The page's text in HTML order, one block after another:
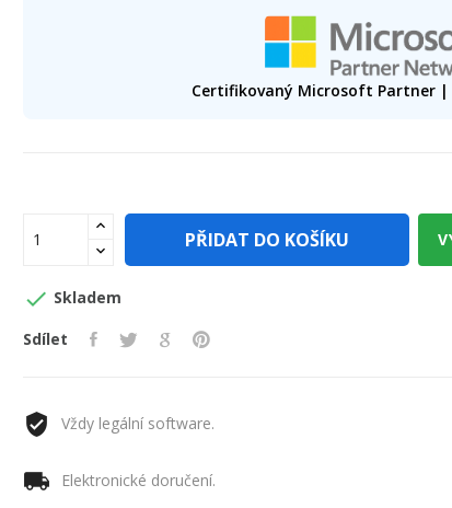
Certifikovaný Microsoft Partner |
PŘIDAT DO KOŠÍKU
 Skladem
Sdílet
Vždy legální software.
Elektronické doručení.